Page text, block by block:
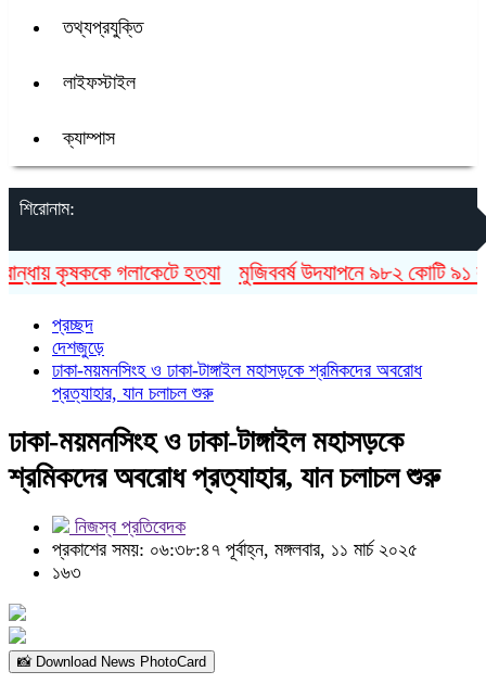
তথ্যপ্রযুক্তি
লাইফস্টাইল
ক্যাম্পাস
শিরোনাম:
কৃষককে গলাকেটে হত্যা মুজিববর্ষ উদযাপনে ৯৮২ কোটি ৯১ লাখ
প্রচ্ছদ
দেশজুড়ে
ঢাকা-ময়মনসিংহ ও ঢাকা-টাঙ্গাইল মহাসড়কে শ্রমিকদের অবরোধ
প্রত্যাহার, যান চলাচল শুরু
ঢাকা-ময়মনসিংহ ও ঢাকা-টাঙ্গাইল মহাসড়কে
শ্রমিকদের অবরোধ প্রত্যাহার, যান চলাচল শুরু
নিজস্ব প্রতিবেদক
প্রকাশের সময়: ০৬:৩৮:৪৭ পূর্বাহ্ন, মঙ্গলবার, ১১ মার্চ ২০২৫
১৬৩
📸 Download News PhotoCard